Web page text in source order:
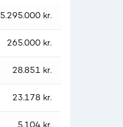
5.295.000 kr.
265.000 kr.
28.851 kr.
23.178 kr.
5.104 kr.